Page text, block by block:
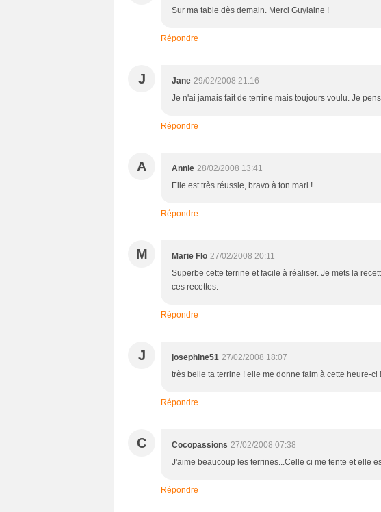
Sur ma table dès demain. Merci Guylaine !
Répondre
J Jane 29/02/2008 21:16
Je n'ai jamais fait de terrine mais toujours voulu. Je
Répondre
A Annie 28/02/2008 13:41
Elle est très réussie, bravo à ton mari !
Répondre
M Marie Flo 27/02/2008 20:11
Superbe cette terrine et facile à réaliser. Je mets la
ces recettes.
Répondre
J josephine51 27/02/2008 18:07
très belle ta terrine ! elle me donne faim à cette heure-ci !
Répondre
C Cocopassions 27/02/2008 07:38
J'aime beaucoup les terrines...Celle ci me tente et elle
Répondre